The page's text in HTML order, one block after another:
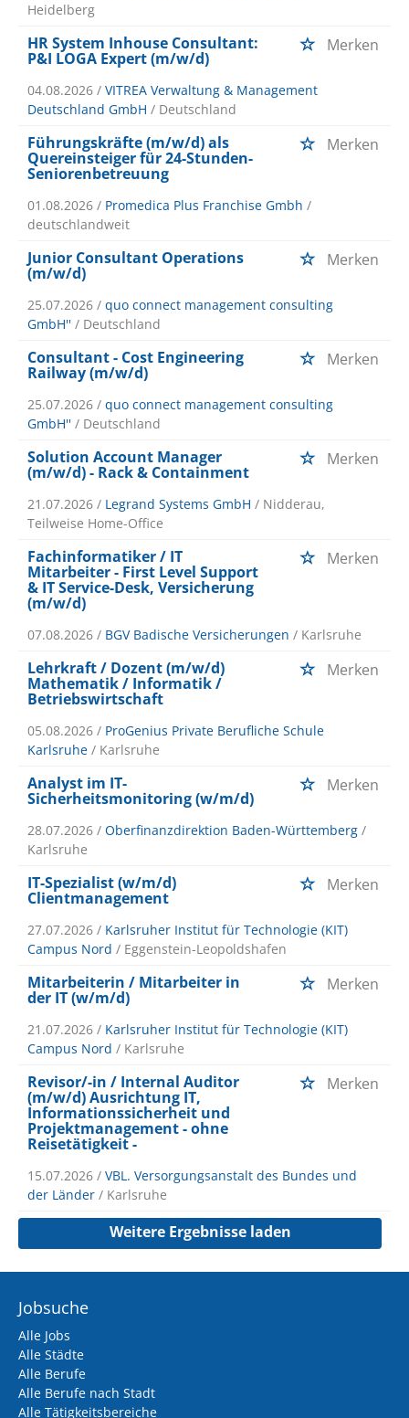
Heidelberg
HR System Inhouse Consultant:
P&I LOGA Expert (m/w/d)
Merken
04.08.2026 / VITREA Verwaltung & Management
Deutschland GmbH / Deutschland
Führungskräfte (m/w/d) als
Quereinsteiger für 24-Stunden-
Seniorenbetreuung
Merken
01.08.2026 / Promedica Plus Franchise Gmbh /
deutschlandweit
Junior Consultant Operations
(m/w/d)
Merken
25.07.2026 / quo connect management consulting
GmbH'' / Deutschland
Consultant - Cost Engineering
Railway (m/w/d)
Merken
25.07.2026 / quo connect management consulting
GmbH'' / Deutschland
Solution Account Manager
(m/w/d) - Rack & Containment
Merken
21.07.2026 / Legrand Systems GmbH / Nidderau,
Teilweise Home-Office
Fachinformatiker / IT
Mitarbeiter - First Level Support
& IT Service-Desk, Versicherung
(m/w/d)
Merken
07.08.2026 / BGV Badische Versicherungen / Karlsruhe
Lehrkraft / Dozent (m/w/d)
Mathematik / Informatik /
Betriebswirtschaft
Merken
05.08.2026 / ProGenius Private Berufliche Schule
Karlsruhe / Karlsruhe
Analyst im IT-
Sicherheitsmonitoring (w/m/d)
Merken
28.07.2026 / Oberfinanzdirektion Baden-Württemberg /
Karlsruhe
IT-Spezialist (w/m/d)
Clientmanagement
Merken
27.07.2026 / Karlsruher Institut für Technologie (KIT)
Campus Nord / Eggenstein-Leopoldshafen
Mitarbeiterin / Mitarbeiter in
der IT (w/m/d)
Merken
21.07.2026 / Karlsruher Institut für Technologie (KIT)
Campus Nord / Karlsruhe
Revisor/-in / Internal Auditor
(m/w/d) Ausrichtung IT,
Informationssicherheit und
Projektmanagement - ohne
Reisetätigkeit -
Merken
15.07.2026 / VBL. Versorgungsanstalt des Bundes und
der Länder / Karlsruhe
Weitere Ergebnisse laden
Jobsuche
Alle Jobs
Alle Städte
Alle Berufe
Alle Berufe nach Stadt
Alle Tätigkeitsbereiche